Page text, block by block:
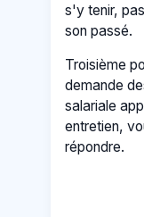
s'y tenir,
son passé.
Troisième
demande
salariale
entretien,
répondre.